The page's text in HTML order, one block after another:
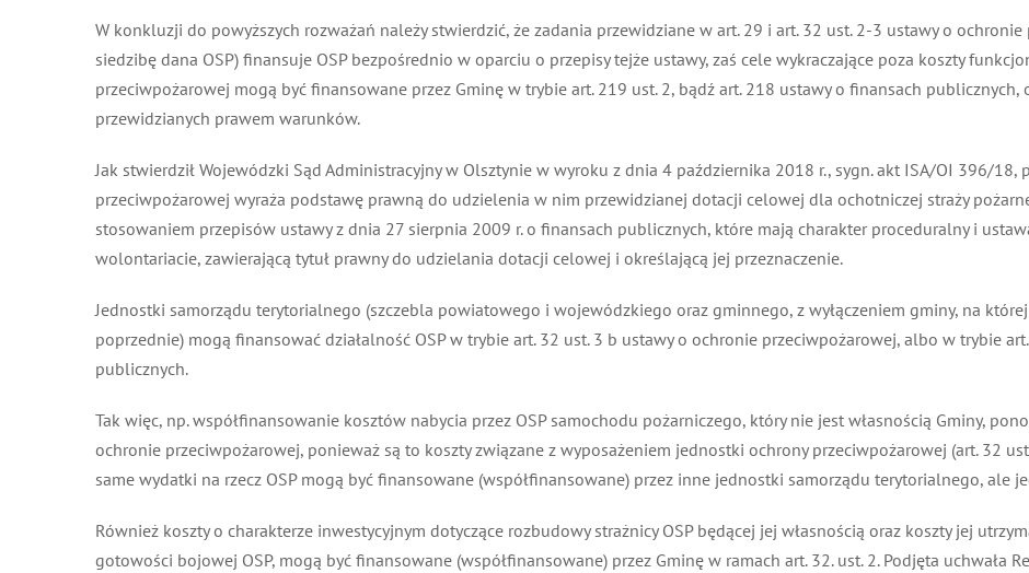
W konkluzji do powyższych rozważań należy stwierdzić, że zadania przewidziane w art. 29 i art. 32 ust. 2-3 ustawy o
siedzibę dana OSP) finansuje OSP bezpośrednio w oparciu o przepisy tejże ustawy, zaś cele wykraczające poza koszty
przeciwpożarowej mogą być finansowane przez Gminę w trybie art. 219 ust. 2, bądź art. 218 ustawy o finansach publicznych,
przewidzianych prawem warunków.
Jak stwierdził Wojewódzki Sąd Administracyjny w Olsztynie w wyroku z dnia 4 października 2018 r., sygn. akt ISA/OI 396/18,
przeciwpożarowej wyraża podstawę prawną do udzielenia w nim przewidzianej dotacji celowej dla ochotniczej straży
stosowaniem przepisów ustawy z dnia 27 sierpnia 2009 r. o finansach publicznych, które mają charakter proceduralny i
wolontariacie, zawierającą tytuł prawny do udzielania dotacji celowej i określającą jej przeznaczenie.
Jednostki samorządu terytorialnego (szczebla powiatowego i wojewódzkiego oraz gminnego, z wyłączeniem gminy, na której
poprzednie) mogą finansować działalność OSP w trybie art. 32 ust. 3 b ustawy o ochronie przeciwpożarowej, albo w trybie
publicznych.
Tak więc, np. współfinansowanie kosztów nabycia przez OSP samochodu pożarniczego, który nie jest własnością Gminy,
ochronie przeciwpożarowej, ponieważ są to koszty związane z wyposażeniem jednostki ochrony przeciwpożarowej (art. 32
same wydatki na rzecz OSP mogą być finansowane (współfinansowane) przez inne jednostki samorządu terytorialnego, ale
Również koszty o charakterze inwestycyjnym dotyczące rozbudowy strażnicy OSP będącej jej własnością oraz koszty jej
gotowości bojowej OSP, mogą być finansowane (współfinansowane) przez Gminę w ramach art. 32. ust. 2. Podjęta uchwała